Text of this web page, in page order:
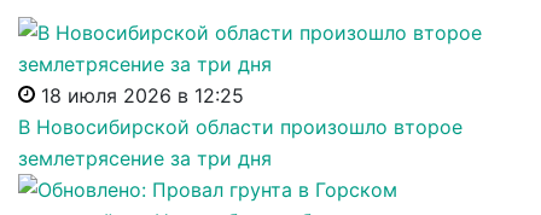
18 июля 2026 в 12:25
В Новосибирской области произошло второе
землетрясение за три дня